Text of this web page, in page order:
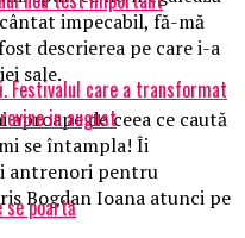
impecabil, fă-mă
descrierea pe care i-a
sale.
de ceea ce caută
se întampla! Îi
antrenori pentru
Bogdan Ioana atunci pe
Festivalul care a transformat
in august
se poartă